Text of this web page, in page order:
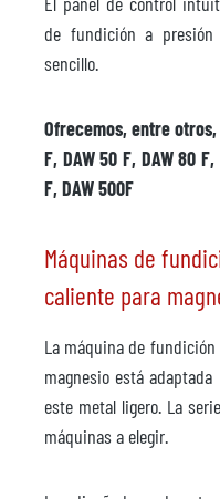
de fundición a
sencillo.
Ofrecemos, entre
F, DAW 50 F, DAW 80 F,
F, DAW 500F
Máquinas de
caliente para
La máquina de
magnesio está
este metal ligero. La serie
máquinas a elegir.